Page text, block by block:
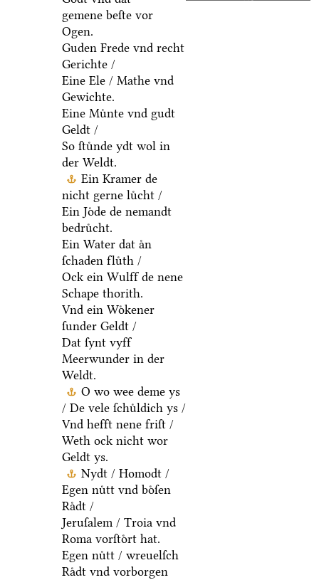
gemene beſte vor
Ogen.
Guden Frede vnd recht
Gerichte /
Eine Ele / Mathe vnd
Gewichte.
Eine Muͤnte vnd gudt
Geldt /
So ſtuͤnde ydt wol in
der Weldt.
Ein Kramer de
nicht gerne luͤcht /
Ein Joͤde de nemandt
bedruͤcht.
Ein Water dat aͤn
ſchaden fluͤth /
Ock ein Wulff de nene
Schape thorith.
Vnd ein Woͤkener
ſunder Geldt /
Dat ſynt vyff
Meerwunder in der
Weldt.
O wo wee deme ys
/ De vele ſchuͤldich ys /
Vnd hefft nene friſt /
Weth ock nicht wor
Geldt ys.
Nydt / Homodt /
Egen nuͤtt vnd boͤſen
Raͤdt /
Jeruſalem / Troia vnd
Roma vorſtoͤrt hat.
Egen nuͤtt / wreuelſch
Raͤdt vnd vorborgen